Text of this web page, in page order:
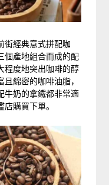
街經典意式拼配咖
個產地組合而成的配
程度地突出咖啡的醇
綿密的咖啡油脂，
牛奶的拿鐵都非常適
購買下單。